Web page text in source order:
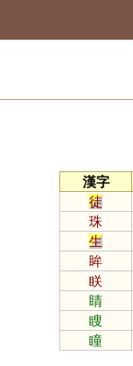
漢字
徒
珠
生
眸
眹
睛
瞍
瞳